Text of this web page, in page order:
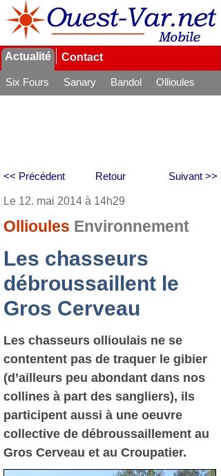
Actualité Contact
Six Fours Sanary Bandol
Ollioules
Retour
<< Précédent Suivant >>
Le 12. mai 2014 à 14h29
Ollioules Environnement
Les chasseurs
débroussaillent le
Gros Cerveau
Les chasseurs ollioulais ne se
contentent pas de traquer le gibier
(d’ailleurs peu abondant dans nos
collines à part des sangliers), ils
participent aussi à une oeuvre
collective de débroussaillement au
Gros Cerveau et au Croupatier.